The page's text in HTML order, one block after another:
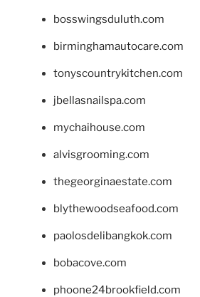
bosswingsduluth.com
birminghamautocare.com
tonyscountrykitchen.com
jbellasnailspa.com
mychaihouse.com
alvisgrooming.com
thegeorginaestate.com
blythewoodseafood.com
paolosdelibangkok.com
bobacove.com
phoone24brookfield.com